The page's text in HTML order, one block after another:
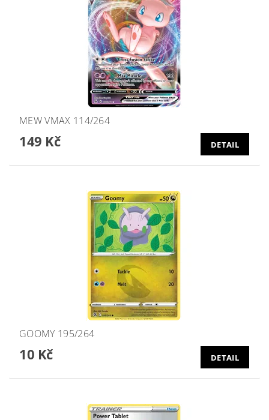
MEW VMAX 114/264
149 Kč DETAIL
GOOMY 195/264
10 Kč DETAIL